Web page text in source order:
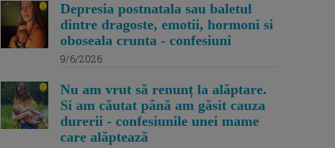
Depresia postnatala sau baletul
dintre dragoste, emotii, hormoni si
oboseala crunta - confesiuni
9/6/2026
Nu am vrut să renunț la alăptare.
Si am căutat până am găsit cauza
durerii - confesiunile unei mame
care alăptează